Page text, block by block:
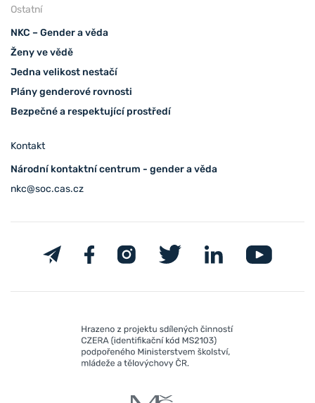
Ostatní
NKC – Gender a věda
Ženy ve vědě
Jedna velikost nestačí
Plány genderové rovnosti
Bezpečné a respektující prostředí
Kontakt
Národní kontaktní centrum - gender a věda
nkc@soc.cas.cz